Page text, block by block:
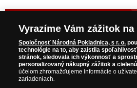
Prosím informujte ma, akonáhle
skladom.
Vyrazíme Vám zážitok
Spoločnosť Národná Pokladnica, s r. o.
technológie na to, aby zaistila
stránok, sledovala ich výkonnosť a
personalizovaný nákupný zážitok a
účelom zhromažďujeme informácie o
zariadeniach.